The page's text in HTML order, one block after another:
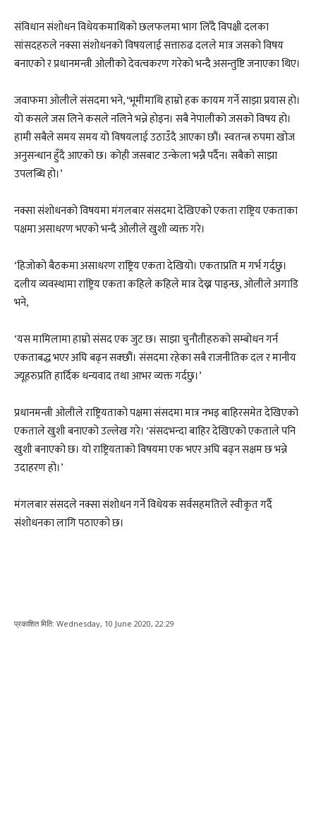
संविधान संशोधन विधेयकमाथिको छलफलमा भाग लिँदै विपक्षी दलका
सांसदहरुले नक्सा संशोधनको विषयलाई सत्तारुढ दलले मात्र जसको विषय
बनाएको र प्रधानमन्त्री ओलीको देवत्वकरण गरेको भन्दै असन्तुष्टि जनाएका थिए।
जवाफमा ओलीले संसदमा भने, ‘भूमीमाथि हाम्रो हक कायम गर्ने साझा प्रयास हो।
यो कसले जस लिने कसले नलिने भन्ने होइन। सबै नेपालीको जसको विषय हो।
हामी सबैले समय समय यो विषयलाई उठाउँदै आएका छौं। स्वतन्त्र रुपमा खोज
अनुसन्धान हुँदै आएको छ। कोही जसबाट उन्केला भन्नै पर्दैन। सबैको साझा
उपलब्धि हो।’
नक्सा संशोधनको विषयमा मंगलबार संसदमा देखिएको एकता राष्ट्रिय एकताका
पक्षमा असाधरण भएको भन्दै ओलीले खुशी व्यक्त गरे।
‘हिजोको बैठकमा असाधरण राष्ट्रिय एकता देखियो। एकताप्रति म गर्भ गर्दछु।
दलीय व्यवस्थामा राष्ट्रिय एकता कहिले कहिले मात्र देख्न पाइन्छ, ओलीले अगाडि
भने,
‘यस मामिलामा हाम्रो संसद एक जुट छ। साझा चुनौतीहरुको सम्बोधन गर्न
एकताबद्ध भएर अघि बढ्न सक्छौं। संसदमा रहेका सबै राजनीतिक दल र मानीय
ज्यूहरुप्रति हार्दिक धन्यवाद तथा आभर व्यक्त गर्दछु।’
प्रधानमन्त्री ओलीले राष्ट्रियताको पक्षमा संसदमा मात्र नभइ बाहिरसमेत देखिएको
एकताले खुशी बनाएको उल्लेख गरे। ‘संसदभन्दा बाहिर देखिएको एकताले पनि
खुशी बनाएको छ। यो राष्ट्रियताको विषयमा एक भएर अघि बढ्न सक्षम छ भन्ने
उदाहरण हो।’
मंगलबार संसदले नक्सा संशोधन गर्ने विधेयक सर्वसहमतिले स्वीकृत गर्दै
संशोधनका लागि पठाएको छ।
प्रकाशित मिति: Wednesday, 10 June 2020, 22:29